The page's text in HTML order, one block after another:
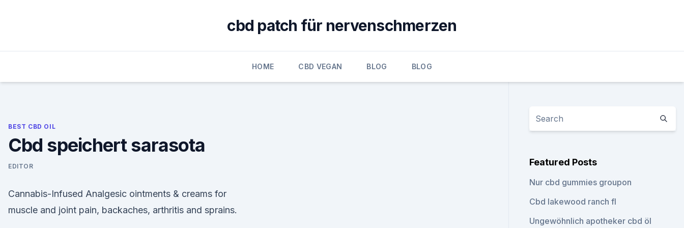
cbd patch für nervenschmerzen
HOME CBD VEGAN BLOG BLOG
BEST CBD OIL
Cbd speichert sarasota
EDITOR
Cannabis-Infused Analgesic ointments & creams for
muscle and joint pain, backaches, arthritis and sprains.
Featured Posts
Nur cbd gummies groupon
Cbd lakewood ranch fl
Ungewöhnlich apotheker cbd öl